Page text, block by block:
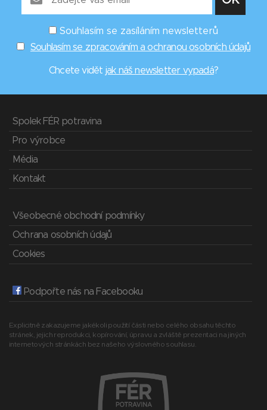
Souhlasím se zasíláním newsletterů
Souhlasím se zpracováním a ochranou osobních údajů
Chcete vidět jak náš newsletter vypadá?
Spolek FÉR potravina
Pro výrobce
Média
Kontakt
Všeobecné obchodní podmínky
Ochrana osobních údajů
Cookies
Podpořte nás na Facebooku
Explicitně zakazujeme jakékoli použití části nebo celého obsahu těchto
stránek, jejich reprodukci, kopírování, úpravu a zvláště prezentaci na jiných
internetových stránkách bez našeho výslovného souhlasu.